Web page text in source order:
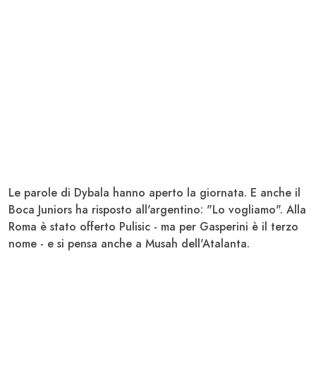
Le parole di Dybala hanno aperto la giornata. E anche il
Boca Juniors ha risposto all'argentino: "Lo vogliamo". Alla
Roma è stato offerto Pulisic - ma per Gasperini è il terzo
nome - e si pensa anche a Musah dell'Atalanta.